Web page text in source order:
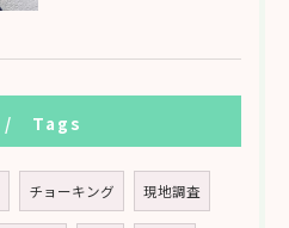
Tags
チョーキング 現地調査